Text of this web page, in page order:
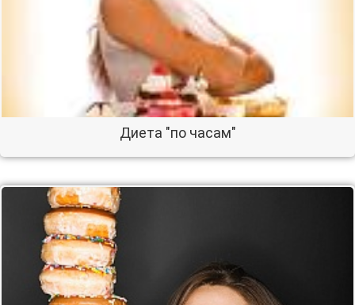
Диета "по часам"